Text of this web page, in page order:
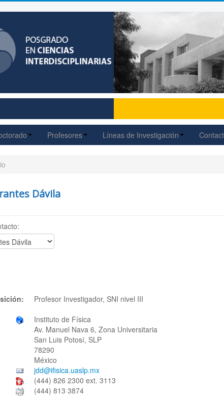
Profesores Líneas de Investigación
Dávila
Profesor Investigador, SNI nivel III
Instituto de Física
Av. Manuel Nava 6, Zona Universitaria
San Luis Potosí, SLP
78290
México
jdd@ifisica.uaslp.mx
(444) 826 2300 ext. 3113
(444) 813 3874